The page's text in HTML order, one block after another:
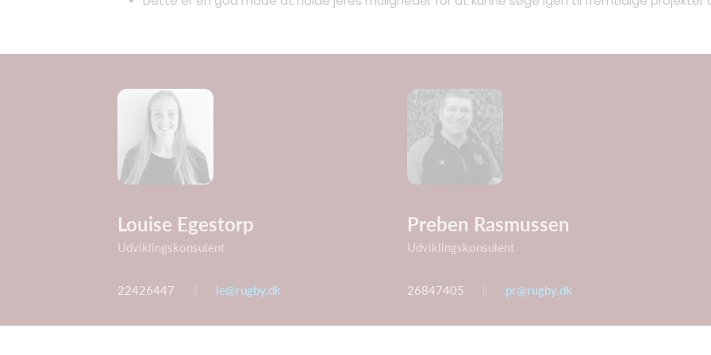
Louise Egestorp
Udviklingskonsulent
22426447 le@rugby.dk
Preben Rasmussen
Udviklingskonsulent
26847405 pr@rugby.dk